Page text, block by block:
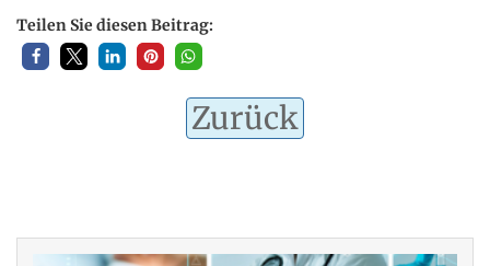
Teilen Sie diesen Beitrag:
Zurück